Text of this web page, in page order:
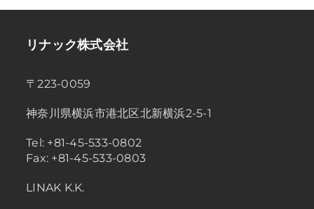
リナック株式会社
〒223-0059
神奈川県横浜市港北区北新横浜2-5-1
Tel: +81-45-533-0802
Fax: +81-45-533-0803
LINAK K.K.